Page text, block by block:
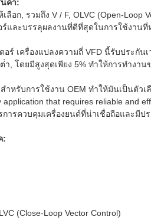
นค้า:
อก, รวมถึง V / F, OLVC (Open-Loop
และบรรลุผลงานที่ดีที่สุดในการใช้งานที่
ร์ เครื่องแปลงความถี่ VFD นี้รับประกัน
โดยมีสูงสุดเพียง 5% ทําให้การทํางาน
าหรับการใช้งาน OEM ทําให้มันเป็นตัว
that requires reliable and
ารควบคุมเครื่องยนต์ที่น่าเชื่อถือและมีป
:
(Close-Loop Vector Control)